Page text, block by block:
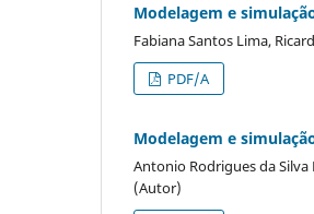
Modelagem e
Fabiana Santos Lima,
PDF/A
Modelagem e
Antonio Rodrigues da Silva
(Autor)